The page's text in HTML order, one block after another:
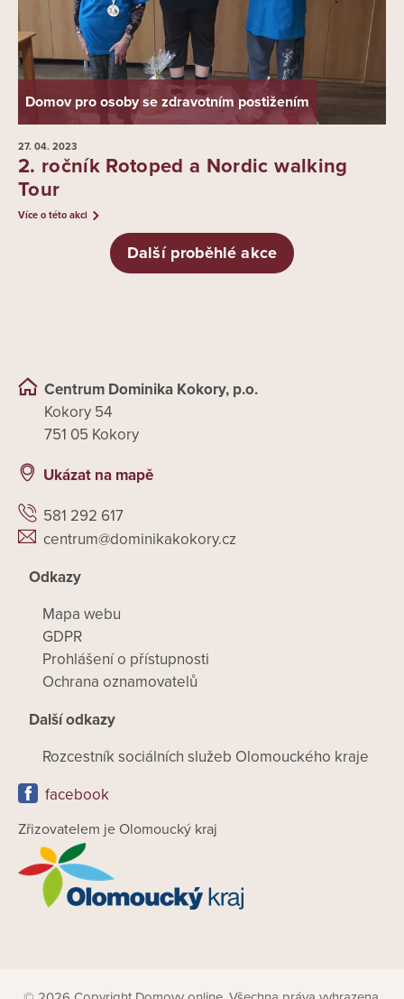
Domov pro osoby se zdravotním postižením
27. 04. 2023
2. ročník Rotoped a Nordic walking
Tour
Více o této akci
Další proběhlé akce
Centrum Dominika Kokory, p.o.
Kokory 54
751 05 Kokory
Ukázat na mapě
581 292 617
centrum@dominikakokory.cz
Odkazy
Mapa webu
GDPR
Prohlášení o přístupnosti
Ochrana oznamovatelů
Další odkazy
Rozcestník sociálních služeb Olomouckého kraje
facebook
Zřizovatelem je Olomoucký kraj